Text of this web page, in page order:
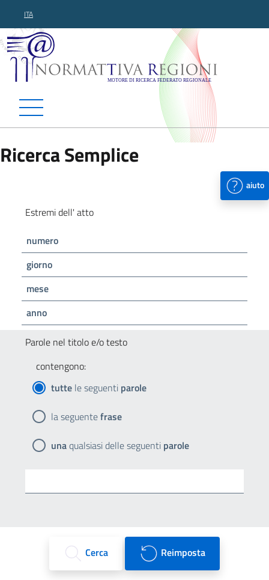
ITA
Normattiva Regioni -
Ricerca Semplice
aiuto
Estremi dell' atto
numero
giorno
mese
anno
Parole nel titolo e/o testo
contengono:
tutte le seguenti parole
la seguentefrase
unaqualsiasi delle seguenti parole
Cerca Reimposta